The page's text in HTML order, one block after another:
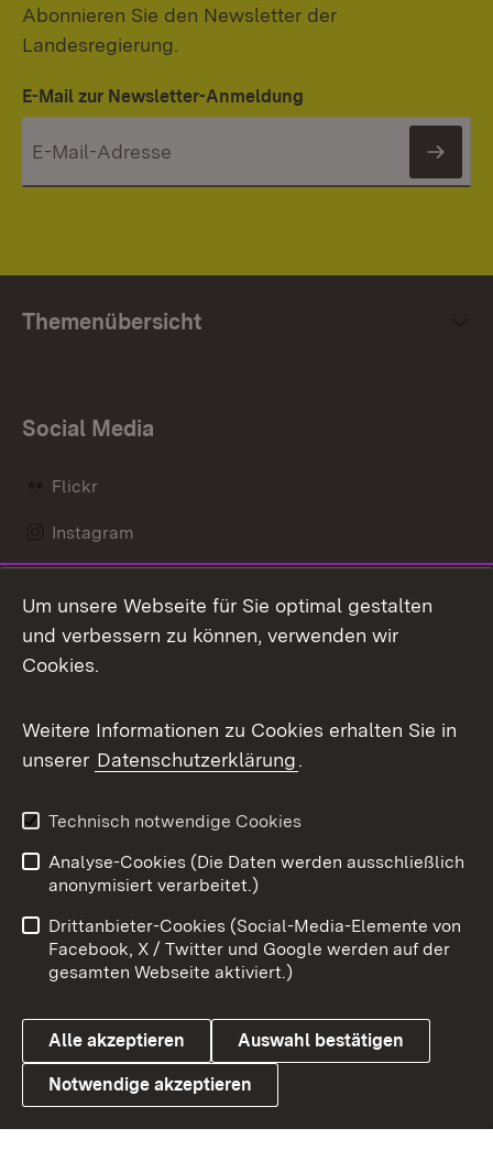
Abonnieren Sie den Newsletter der
Landesregierung.
E-Mail zur Newsletter-Anmeldung
Themenübersicht
Social Media
Flickr
Instagram
Mastodon
Messenger
Social Wall
X / Twitter
Youtube
Link zum Landesportal
Benutzungshinweise
Barrierefreiheit
Datenschutz
Cookies
Um unsere Webseite für Sie optimal gestalten
und verbessern zu können, verwenden wir
Cookies.
Weitere Informationen zu Cookies erhalten Sie in
unserer Datenschutzerklärung.
Technisch notwendige Cookies
Analyse-Cookies (Die Daten werden ausschließlich
anonymisiert verarbeitet.)
Drittanbieter-Cookies (Social-Media-Elemente von
Facebook, X / Twitter und Google werden auf der
gesamten Webseite aktiviert.)
Alle akzeptieren Auswahl bestätigen
Notwendige akzeptieren